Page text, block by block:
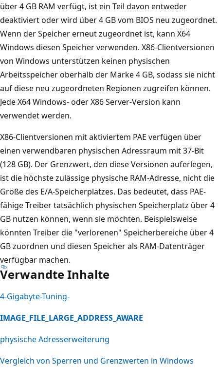
über 4 GB RAM verfügt, ist ein Teil davon entweder
deaktiviert oder wird über 4 GB vom BIOS neu zugeordnet.
Wenn der Speicher erneut zugeordnet ist, kann X64
Windows diesen Speicher verwenden. X86-Clientversionen
von Windows unterstützen keinen physischen
Arbeitsspeicher oberhalb der Marke 4 GB, sodass sie nicht
auf diese neu zugeordneten Regionen zugreifen können.
Jede X64 Windows- oder X86 Server-Version kann
verwendet werden.
X86-Clientversionen mit aktiviertem PAE verfügen über
einen verwendbaren physischen Adressraum mit 37-Bit
(128 GB). Der Grenzwert, den diese Versionen auferlegen,
ist die höchste zulässige physische RAM-Adresse, nicht die
Größe des E/A-Speicherplatzes. Das bedeutet, dass PAE-
fähige Treiber tatsächlich physischen Speicherplatz über 4
GB nutzen können, wenn sie möchten. Beispielsweise
könnten Treiber die "verlorenen" Speicherbereiche über 4
GB zuordnen und diesen Speicher als RAM-Datenträger
verfügbar machen.
Verwandte Inhalte
4-Gigabyte-Tuning-
IMAGE_FILE_LARGE_ADDRESS_AWARE
physische Adresserweiterung
Vergleich von Sperren und Grenzwerten in Windows